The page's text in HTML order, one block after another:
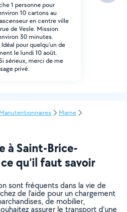
1 personne pour
10 cartons au
en centre ville
de Vesle. Mission
30 minutes.
pour quelqu'un de
le lundi 10 août.
sérieux, merci de me
privé.
Manutentionnaires
Marne
à Saint-Brice-
qu’il faut savoir
sont fréquents dans la vie de
de l’aide pour un chargement
de mobilier,
assurer le transport d’une